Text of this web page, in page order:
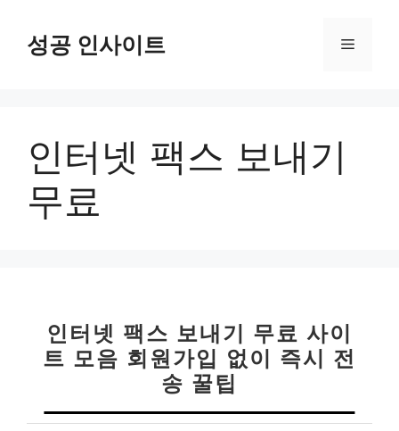
성공 인사이트 메
인터넷 팩스 보내기
무료
인터넷 팩스 보내기 무료 사이
트 모음 회원가입 없이 즉시 전
송 꿀팁